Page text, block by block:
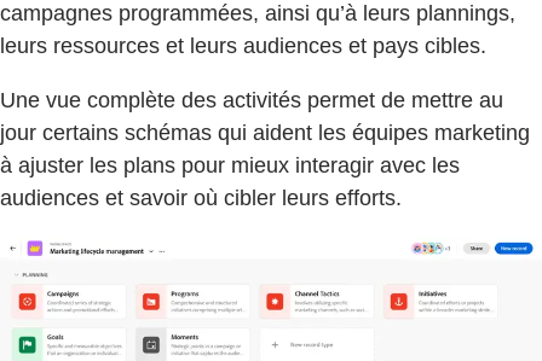
campagnes programmées, ainsi qu’à leurs plannings,
leurs ressources et leurs audiences et pays cibles.
Une vue complète des activités permet de mettre au
jour certains schémas qui aident les équipes marketing
à ajuster les plans pour mieux interagir avec les
audiences et savoir où cibler leurs efforts.